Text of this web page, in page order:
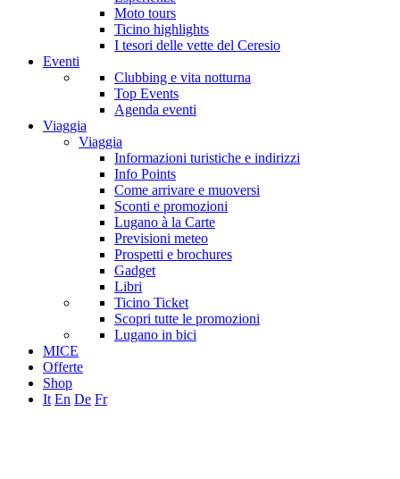
Moto tours
Ticino highlights
I tesori delle vette del Ceresio
Eventi
Clubbing e vita notturna
Top Events
Agenda eventi
Viaggia
Viaggia
Informazioni turistiche e indirizzi
Info Points
Come arrivare e muoversi
Sconti e promozioni
Lugano à la Carte
Previsioni meteo
Prospetti e brochures
Gadget
Libri
Ticino Ticket
Scopri tutte le promozioni
Lugano in bici
MICE
Offerte
Shop
It En De Fr